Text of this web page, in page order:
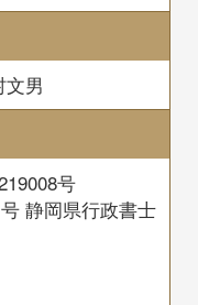
男
号
静岡県行政書士